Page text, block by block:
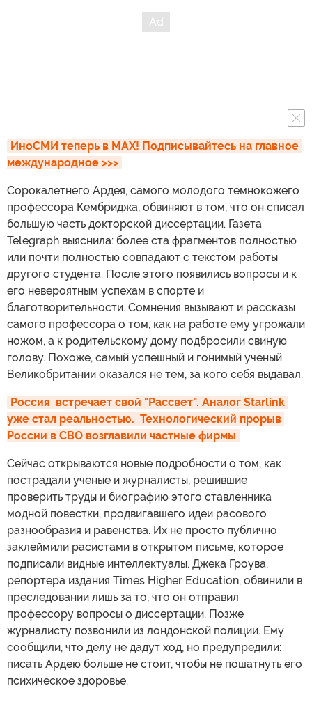
ИноСМИ теперь в MAX! Подписывайтесь на главное
международное >>>
Сорокалетнего Ардея, самого молодого темнокожего
профессора Кембриджа, обвиняют в том, что он списал
большую часть докторской диссертации. Газета
Telegraph выяснила: более ста фрагментов полностью
или почти полностью совпадают с текстом работы
другого студента. После этого появились вопросы и к
его невероятным успехам в спорте и
благотворительности. Сомнения вызывают и рассказы
самого профессора о том, как на работе ему угрожали
ножом, а к родительскому дому подбросили свиную
голову. Похоже, самый успешный и гонимый ученый
Великобритании оказался не тем, за кого себя выдавал.
Россия  встречает свой "Рассвет". Аналог Starlink
уже стал реальностью.  Технологический прорыв
России в СВО возглавили частные фирмы
Сейчас открываются новые подробности о том, как
пострадали ученые и журналисты, решившие
проверить труды и биографию этого ставленника
модной повестки, продвигавшего идеи расового
разнообразия и равенства. Их не просто публично
заклеймили расистами в открытом письме, которое
подписали видные интеллектуалы. Джека Гроува,
репортера издания Times Higher Education, обвинили в
преследовании лишь за то, что он отправил
профессору вопросы о диссертации. Позже
журналисту позвонили из лондонской полиции. Ему
сообщили, что делу не дадут ход, но предупредили:
писать Ардею больше не стоит, чтобы не пошатнуть его
психическое здоровье.